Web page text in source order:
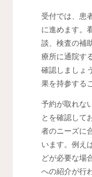
受付では、患
に進めます。
談、検査の補
療所に通院す
確認しましょ
果を持参する
予約が取れな
とを確認して
者のニーズに
います。例え
どが必要な場
への紹介が行